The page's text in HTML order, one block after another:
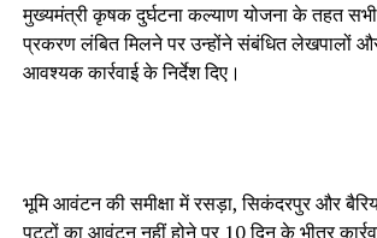
मुख्यमंत्री कृषक दुर्घटना कल्याण योजना के तहत
प्रकरण लंबित मिलने पर उन्होंने संबंधित लेखपालों
आवश्यक कार्रवाई के निर्देश दिए।
भूमि आवंटन की समीक्षा में रसड़ा, सिकंदरपुर और
पट्टों का आवंटन नहीं होने पर 10 दिन के भीतर